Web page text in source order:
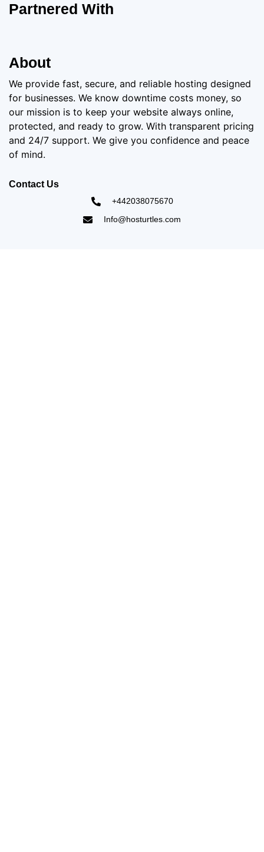
About
We provide fast, secure, and reliable hosting designed
for businesses. We know downtime costs money, so
our mission is to keep your website always online,
protected, and ready to grow. With transparent pricing
and 24/7 support. We give you confidence and peace
of mind.
Contact Us
+442038075670
Info@hosturtles.com
Partnered With